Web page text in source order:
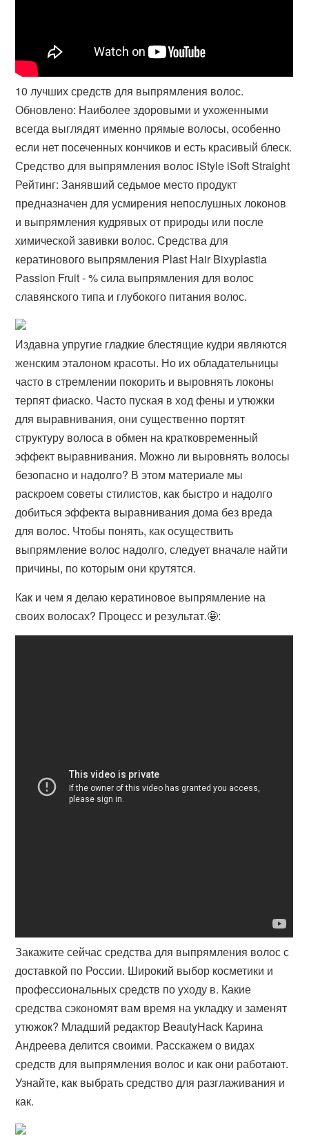
10 лучших средств для выпрямления волос.
Обновлено: Наиболее здоровыми и ухоженными
всегда выглядят именно прямые волосы, особенно
если нет посеченных кончиков и есть красивый блеск.
Средство для выпрямления волос iStyle iSoft Straight
Рейтинг: Занявший седьмое место продукт
предназначен для усмирения непослушных локонов
и выпрямления кудрявых от природы или после
химической завивки волос. Средства для
кератинового выпрямления Plast Hair Bixyplastia
Passion Fruit - % сила выпрямления для волос
славянского типа и глубокого питания волос.
Издавна упругие гладкие блестящие кудри являются
женским эталоном красоты. Но их обладательницы
часто в стремлении покорить и выровнять локоны
терпят фиаско. Часто пуская в ход фены и утюжки
для выравнивания, они существенно портят
структуру волоса в обмен на кратковременный
эффект выравнивания. Можно ли выровнять волосы
безопасно и надолго? В этом материале мы
раскроем советы стилистов, как быстро и надолго
добиться эффекта выравнивания дома без вреда
для волос. Чтобы понять, как осуществить
выпрямление волос надолго, следует вначале найти
причины, по которым они крутятся.
Как и чем я делаю кератиновое выпрямление на
своих волосах? Процесс и результат.🤩:
Закажите сейчас средства для выпрямления волос с
доставкой по России. Широкий выбор косметики и
профессиональных средств по уходу в. Какие
средства сэкономят вам время на укладку и заменят
утюжок? Младший редактор BeautyHack Карина
Андреева делится своими. Расскажем о видах
средств для выпрямления волос и как они работают.
Узнайте, как выбрать средство для разглаживания и
как.